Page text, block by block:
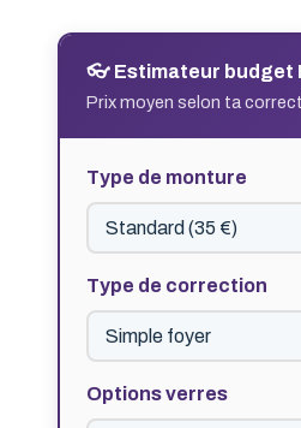
👓 Estimateur budget
Prix moyen selon ta
Type de monture
Type de correction
Options verres